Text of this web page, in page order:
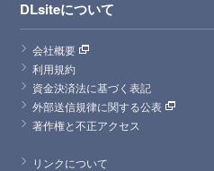
DLsiteについて
会社概要
利用規約
資金決済法に基づく表記
外部送信規律に関する公表
著作権と不正アクセス
リンクについて